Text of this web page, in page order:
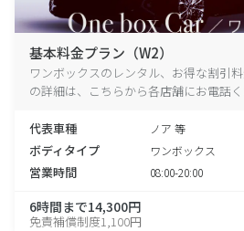
基本料金プラン（W2）
ワンボックスのレンタル、お得な割引
の詳細は、こちらから各店舗にお電話く
代表車種 ノア 等
ボディタイプ ワンボックス
営業時間 08:00-20:00
6時間まで14,300円
免責補償制度1,100円